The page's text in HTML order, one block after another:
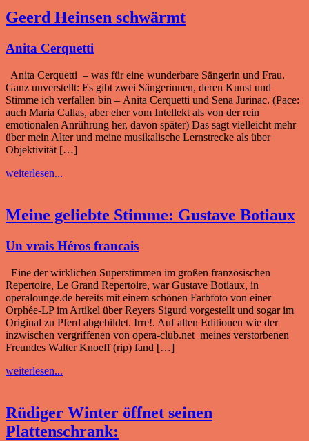
Geerd Heinsen schwärmt
Anita Cerquetti
Anita Cerquetti – was für eine wunderbare Sängerin und Frau.
Ganz unverstellt: Es gibt zwei Sängerinnen, deren Kunst und
Stimme ich verfallen bin – Anita Cerquetti und Sena Jurinac. (Pace:
auch Maria Callas, aber eher vom Intellekt als von der rein
emotionalen Anrührung her, davon später) Das sagt vielleicht mehr
über mein Alter und meine musikalische Lernstrecke als über
Objektivität […]
weiterlesen...
Meine geliebte Stimme: Gustave Botiaux
Un vrais Héros francais
Eine der wirklichen Superstimmen im großen französischen
Repertoire, Le Grand Repertoire, war Gustave Botiaux, in
operalounge.de bereits mit einem schönen Farbfoto von einer
Orphée-LP im Artikel über Reyers Sigurd vorgestellt und sogar im
Original zu Pferd abgebildet. Irre!. Auf alten Editionen wie der
inzwischen vergriffenen von opera-club.net meines verstorbenen
Freundes Walter Knoeff (rip) fand […]
weiterlesen...
Rüdiger Winter öffnet seinen
Plattenschrank: